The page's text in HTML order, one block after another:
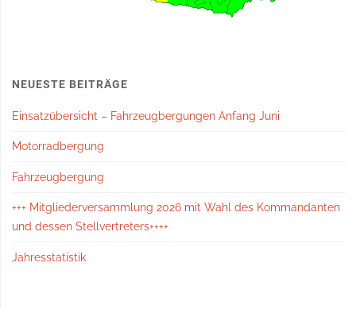
NEUESTE BEITRÄGE
Einsatzübersicht – Fahrzeugbergungen Anfang Juni
Motorradbergung
Fahrzeugbergung
+++ Mitgliederversammlung 2026 mit Wahl des Kommandanten
und dessen Stellvertreters++++
Jahresstatistik